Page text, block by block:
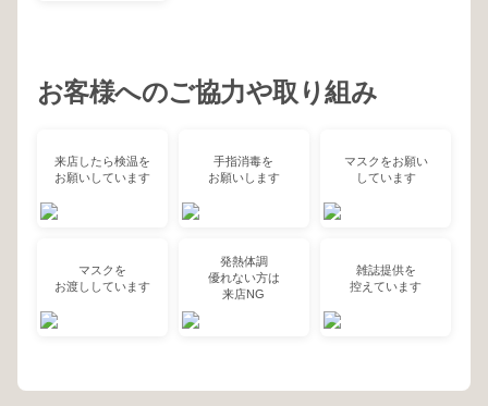
お客様へのご協力や取り組み
来店したら検温を
お願いしています
手指消毒を
お願いします
マスクをお願い
しています
マスクを
お渡ししています
発熱体調
優れない方は
来店NG
雑誌提供を
控えています